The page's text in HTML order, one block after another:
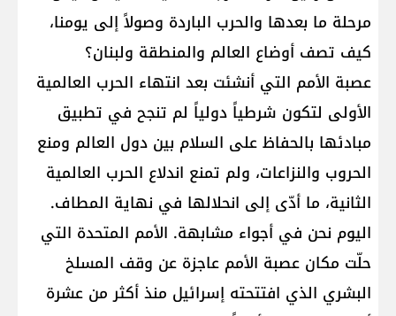
مرحلة ما بعدها والحرب الباردة وصولاً إلى يومنا،
كيف تصف أوضاع العالم والمنطقة ولبنان؟
عصبة الأمم التي أنشئت بعد انتهاء الحرب العالمية
الأولى لتكون شرطياً دولياً لم تنجح في تطبيق
مبادئها بالحفاظ على السلام بين دول العالم ومنع
الحروب والنزاعات، ولم تمنع اندلاع الحرب العالمية
الثانية، ما أدّى إلى انحلالها في نهاية المطاف.
اليوم نحن في أجواء مشابهة. الأمم المتحدة التي
حلّت مكان عصبة الأمم عاجزة عن وقف المسلخ
البشري الذي افتتحته إسرائيل منذ أكثر من عشرة